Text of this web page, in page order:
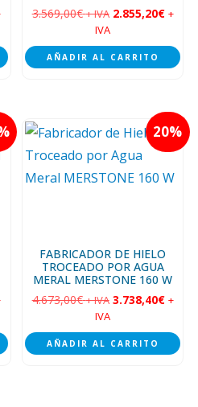
3.569,00€ + IVA 2.855,20€ +
IVA
AÑADIR AL CARRITO
20
FABRICADOR DE HIELO
TROCEADO POR AGUA
MERAL MERSTONE 160 W
4.673,00€ + IVA 3.738,40€ +
IVA
AÑADIR AL CARRITO